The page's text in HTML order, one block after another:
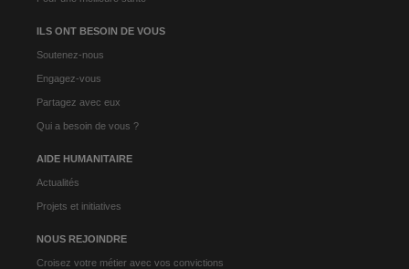
ILS ONT BESOIN DE VOUS
Soutenez-nous
Engagez-vous
Partagez avec eux
Qui a besoin de vous ?
AIDE HUMANITAIRE
Actualités
Projets et initiatives
NOUS REJOINDRE
Croisez votre métier avec vos convictions